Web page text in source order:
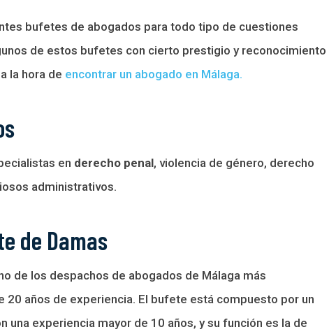
bufetes de abogados para todo tipo de cuestiones
de estos bufetes con cierto prestigio y reconocimiento
la hora de encontrar un abogado en Málaga.
en derecho penal, violencia de género, derecho
administrativos.
de Damas
de los despachos de abogados de Málaga más
20 años de experiencia. El bufete está compuesto por un
una experiencia mayor de 10 años, y su función es la de